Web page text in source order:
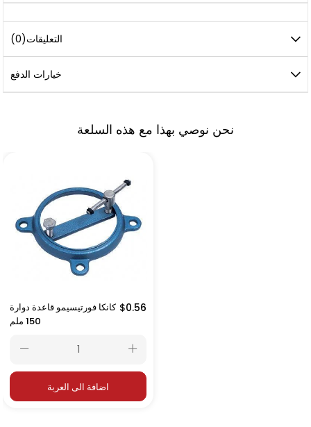
التعليقات(0)
خيارات الدفع
نحن نوصي بهذا مع هذه السلعة
كانكا فورتيسيمو قاعدة دوارة
150 ملم
$0.56
اضافة الى العربة